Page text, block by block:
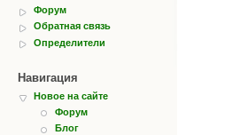
Форум
Обратная связь
Определители
Навигация
Новое на сайте
Форум
Блог